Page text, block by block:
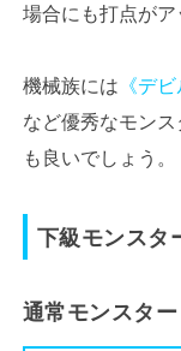
場合にも打点がア
機械族には 《デ
など優秀なモン
も良いでしょう。
下級モンスタ
通常モンスター